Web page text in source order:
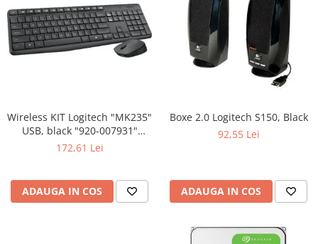
Wireless KIT Logitech "MK235"
USB, black "920-007931"
(include timbru verde 0.01 lei)
172,61 Lei
ADAUGA IN COS
Boxe 2.0 Logitech S150, Black
92,55 Lei
ADAUGA IN COS